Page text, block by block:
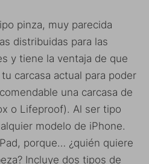
pinza, muy parecida
distribuidas para las
y tiene la ventaja de que
carcasa actual para poder
una carcasa de
o Lifeproof). Al ser tipo
modelo de iPhone.
porque… ¿quién quiere
Incluye dos tipos de